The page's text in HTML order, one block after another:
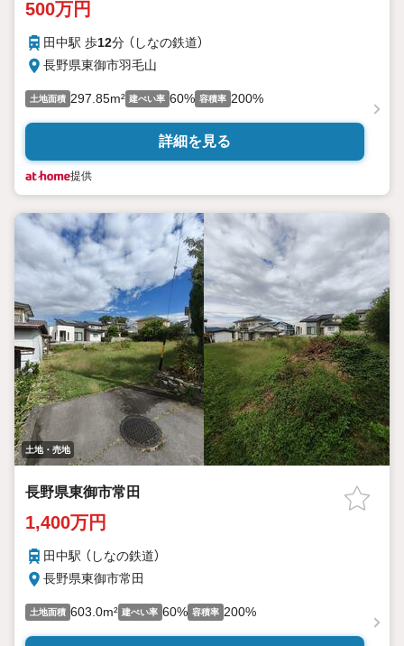
500万円
田中駅 歩12分 （しなの鉄道）
長野県東御市羽毛山
土地面積 297.85m² 建ぺい率 60% 容積率 200%
詳細を見る
提供
土地・売地
長野県東御市常田
1,400万円
田中駅 （しなの鉄道）
長野県東御市常田
土地面積 603.0m² 建ぺい率 60% 容積率 200%